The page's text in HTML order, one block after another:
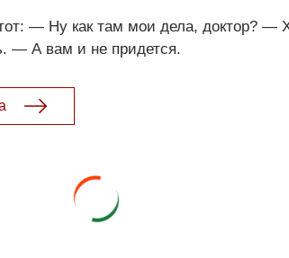
— Ну как там мои дела, доктор? —
— А вам и не придется.